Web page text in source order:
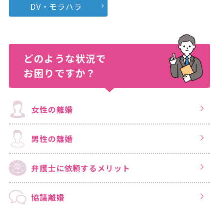
DV・モラハラ
どのような状況で
お困りですか？
女性の離婚
男性の離婚
弁護士に依頼する メリット
協議離婚